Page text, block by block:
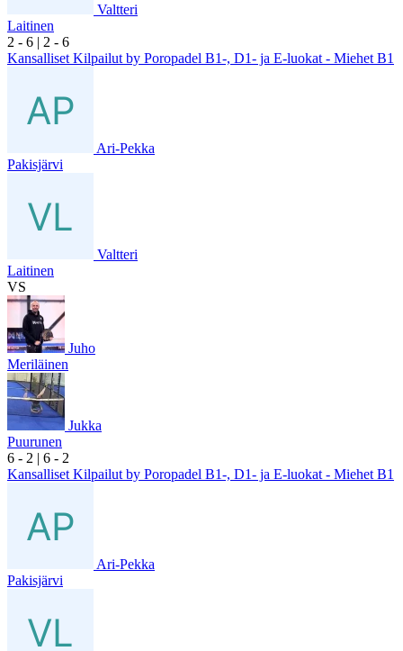
Valtteri
Laitinen
2 - 6 | 2 - 6
Kansalliset Kilpailut by Poropadel B1-, D1- ja E-luokat - Miehet B1
Ari-Pekka
Pakisjärvi
Valtteri
Laitinen
VS
Juho
Meriläinen
Jukka
Puurunen
6 - 2 | 6 - 2
Kansalliset Kilpailut by Poropadel B1-, D1- ja E-luokat - Miehet B1
Ari-Pekka
Pakisjärvi